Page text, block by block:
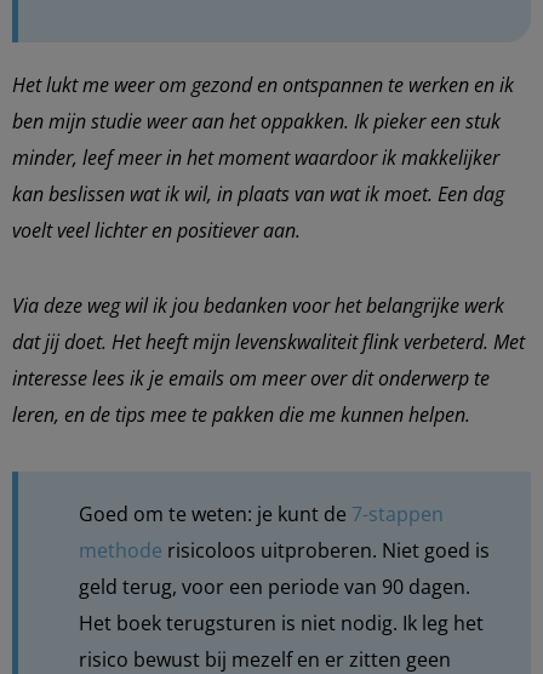
Het lukt me weer om gezond en ontspannen te werken en ik
ben mijn studie weer aan het oppakken. Ik pieker een stuk
minder, leef meer in het moment waardoor ik makkelijker
kan beslissen wat ik wil, in plaats van wat ik moet. Een dag
voelt veel lichter en positiever aan.
Via deze weg wil ik jou bedanken voor het belangrijke werk
dat jij doet. Het heeft mijn levenskwaliteit flink verbeterd. Met
interesse lees ik je emails om meer over dit onderwerp te
leren, en de tips mee te pakken die me kunnen helpen.
Goed om te weten: je kunt de 7-stappen
methode risicoloos uitproberen. Niet goed is
geld terug, voor een periode van 90 dagen.
Het boek terugsturen is niet nodig. Ik leg het
risico bewust bij mezelf en er zitten geen